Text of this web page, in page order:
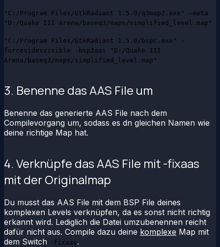
"C:/Program Files/GtkRadiant 1.5.0/q3map2.exe" -meta
"D:/Quake III Arena/baseq3/maps/simplified_level.map"
"C:/Program Files/GtkRadiant 1.5.0/bspc.exe" -
forcesidesvisible -bsp2aas "D:/Quake III
Arena/baseq3/maps/simplified_level.map"
3. Benenne das AAS File um
Benenne das generierte AAS File nach dem
Compilevorgang um, sodass es dn gleichen Namen wie
deine richtige Map hat.
4. Verknüpfe das AAS File mit -fixaas
mit der Originalmap
Du musst das AAS File mit dem BSP File deines
komplexen Levels verknüpfen, da es sonst nicht richtig
erkannt wird. Lediglich die Datei umzubenennen reicht
dafür nicht aus. Compile dazu deine komplexe Map mit
dem Switch -fixaas .